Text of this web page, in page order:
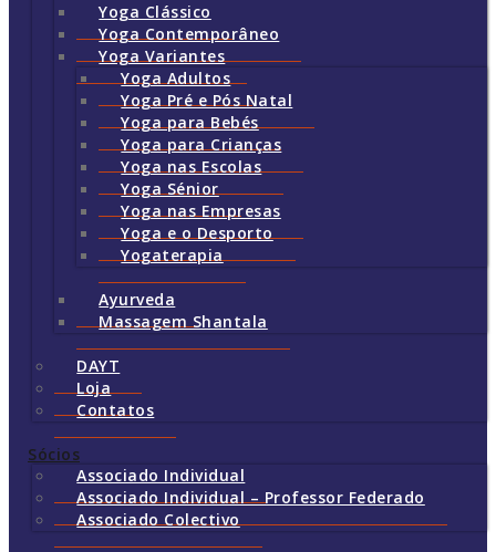
Yoga Clássico
Yoga Contemporâneo
Yoga Variantes
Yoga Adultos
Yoga Pré e Pós Natal
Yoga para Bebés
Yoga para Crianças
Yoga nas Escolas
Yoga Sénior
Yoga nas Empresas
Yoga e o Desporto
Yogaterapia
Ayurveda
Massagem Shantala
DAYT
Loja
Contatos
Sócios
Associado Individual
Associado Individual – Professor Federado
Associado Colectivo